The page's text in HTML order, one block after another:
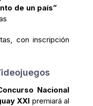
de un país”
con inscripción
Nacional
XXI premiará al